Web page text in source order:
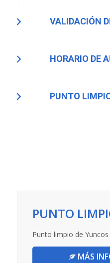
VALIDACIÓN
HORARIO DE
PUNTO
PUNTO
Punto limpio de Yuncos
MÁS